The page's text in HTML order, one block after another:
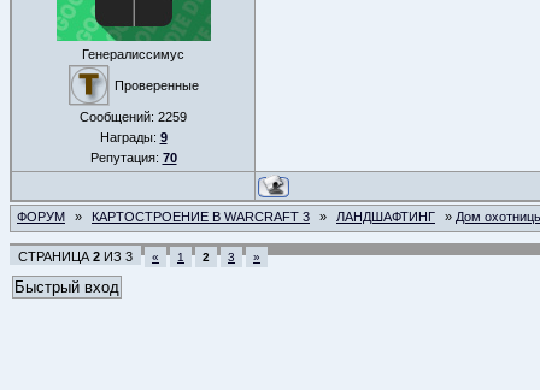
Генералиссимус
Проверенные
Сообщений: 2259
Награды: 9
Репутация: 70
ФОРУМ » КАРТОСТРОЕНИЕ В WARCRAFT 3 » ЛАНДШАФТИНГ » Дом
СТРАНИЦА 2 ИЗ 3 « 1 2 3 »